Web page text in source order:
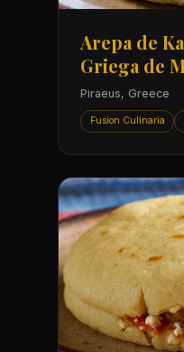
Arepa de
Griega de
Piraeus, Greece
Fusion Culinaria